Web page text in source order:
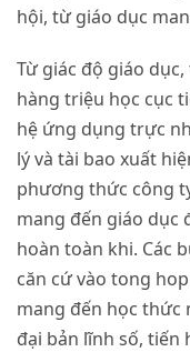
hội, từ giáo dục
Từ giác độ giáo
hàng triệu học cục
hệ ứng dụng trực
lý và tài bao xuất
phương thức công
mang đến giáo dục
hoàn toàn khi. Các
căn cứ vào tong
mang đến học thức
đại bản lĩnh số, tiến